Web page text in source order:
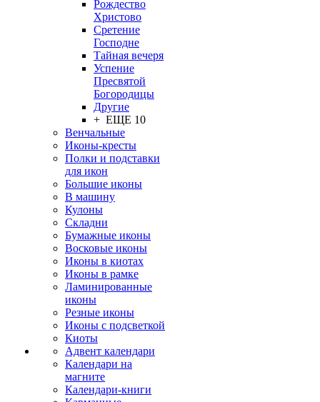
Рождество
Христово
Сретение
Господне
Тайная вечеря
Успение
Пресвятой
Богородицы
Другие
+ ЕЩЕ 10
Венчальные
Иконы-кресты
Полки и подставки
для икон
Большие иконы
В машину
Кулоны
Складни
Бумажные иконы
Восковые иконы
Иконы в киотах
Иконы в рамке
Ламинированные
иконы
Резные иконы
Иконы с подсветкой
Киоты
Адвент календари
Календари на
магните
Календари-книги